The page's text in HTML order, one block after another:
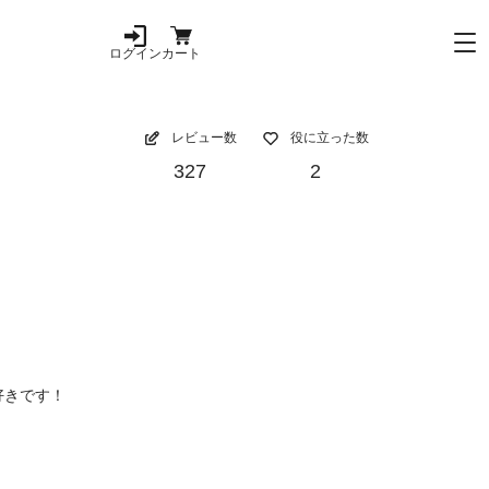
ログインカート
レビュー数
327
役に立った数
2
です！